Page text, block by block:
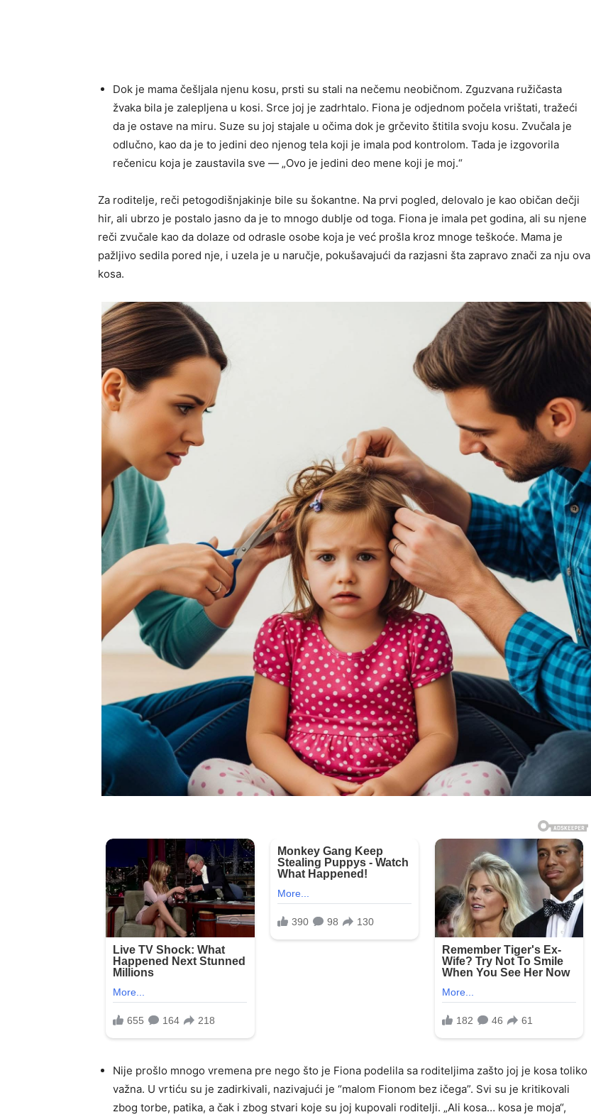
Dok je mama češljala njenu kosu, prsti su stali na nečemu neobičnom. Zguzvana ružičasta
žvaka bila je zalepljena u kosi. Srce joj je zadrhtalo. Fiona je odjednom počela vrištati, tražeći
da je ostave na miru. Suze su joj stajale u očima dok je grčevito štitila svoju kosu. Zvučala je
odlučno, kao da je to jedini deo njenog tela koji je imala pod kontrolom. Tada je izgovorila
rečenicu koja je zaustavila sve — „Ovo je jedini deo mene koji je moj.“
Za roditelje, reči petogodišnjakinje bile su šokantne. Na prvi pogled, delovalo je kao običan dečji
hir, ali ubrzo je postalo jasno da je to mnogo dublje od toga. Fiona je imala pet godina, ali su njene
reči zvučale kao da dolaze od odrasle osobe koja je već prošla kroz mnoge teškoće. Mama je
pažljivo sedila pored nje, i uzela je u naručje, pokušavajući da razjasni šta zapravo znači za nju ova
kosa.
Nije prošlo mnogo vremena pre nego što je Fiona podelila sa roditeljima zašto joj je kosa toliko
važna. U vrtiću su je zadirkivali, nazivajući je “malom Fionom bez ičega”. Svi su je kritikovali
zbog torbe, patika, a čak i zbog stvari koje su joj kupovali roditelji. „Ali kosa… kosa je moja“,